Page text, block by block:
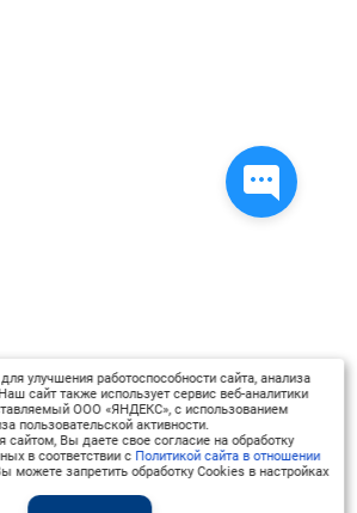
улучшения работоспособности сайта, анализа
сайт также использует сервис веб-аналитики
ООО «ЯНДЕКС», с использованием
пользовательской активности.
сайтом, Вы даете свое согласие на обработку
в соответствии с Политикой сайта в отношении
можете запретить обработку Cookies в настройках